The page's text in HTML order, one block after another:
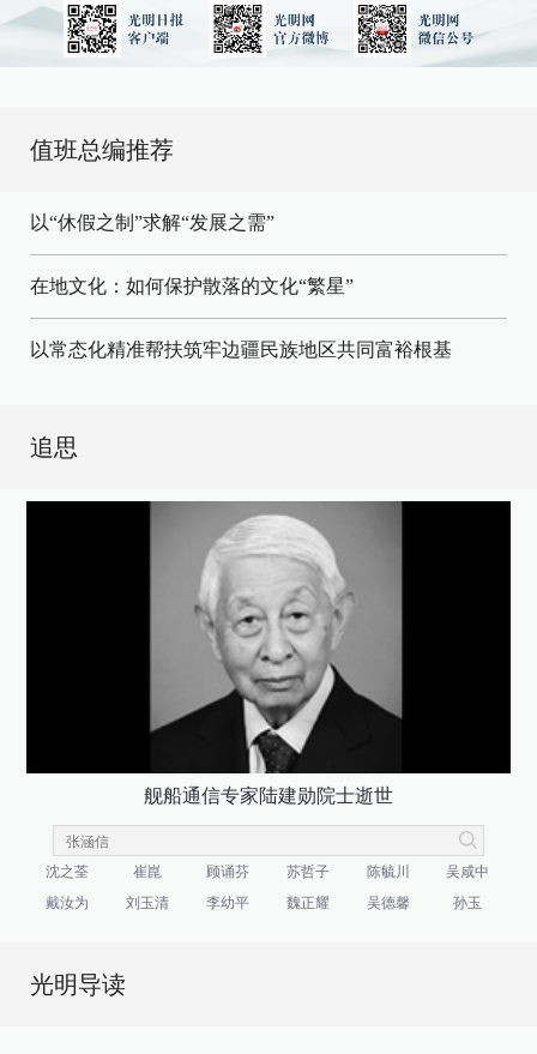
值班总编推荐
以“休假之制”求解“发展之需”
在地文化：如何保护散落的文化“繁星”
以常态化精准帮扶筑牢边疆民族地区共同富裕根基
追思
舰船通信专家陆建勋院士逝世
沈之荃 崔崑 顾诵芬 苏哲子 陈毓川
吴咸中
戴汝为
刘玉清 李幼平 魏正耀 吴德馨 孙玉
光明导读